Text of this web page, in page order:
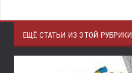
ЕЩЁ СТАТЬИ ИЗ ЭТОЙ РУБРИКИ